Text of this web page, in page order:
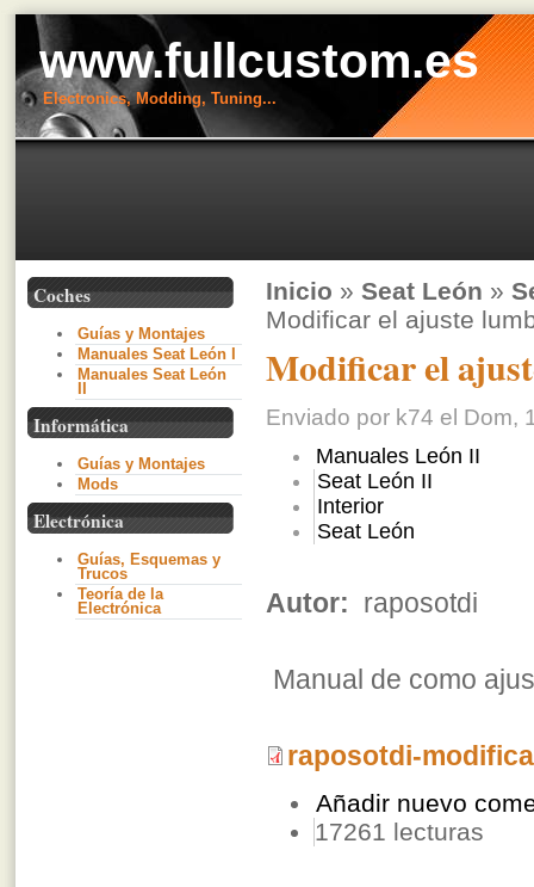
www.fullcustom.es
Electronics, Modding, Tuning...
Coches
Guías y Montajes
Manuales Seat León I
Manuales Seat León
Informática
Guías y Montajes
Mods
Electrónica
Guías, Esquemas y
Trucos
Teoría de la
Electrónica
Inicio » Seat León »
Modificar el ajuste
Modificar el
Enviado por k74 el Dom,
Manuales León II
Seat León II
Interior
Seat León
Autor: raposotdi
Manual de como
raposotdi-
Añadir nuevo
17261 lecturas